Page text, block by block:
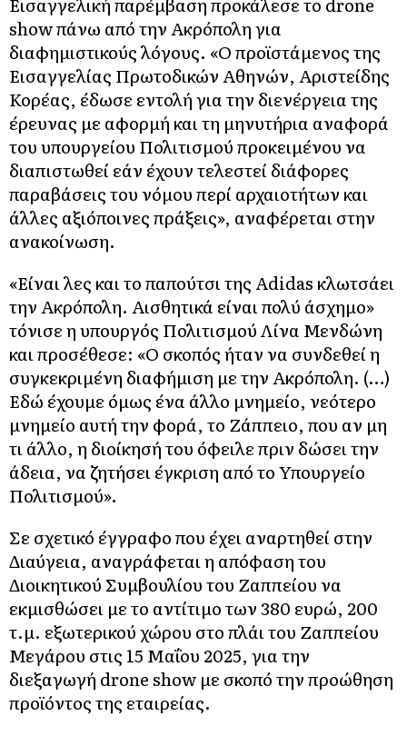
show πάνω από την Ακρόπολη για
διαφημιστικούς λόγους. «Ο προϊστάμενος της
Εισαγγελίας Πρωτοδικών Αθηνών, Αριστείδης
Κορέας, έδωσε εντολή για την διενέργεια της
έρευνας με αφορμή και τη μηνυτήρια αναφορά
του υπουργείου Πολιτισμού προκειμένου να
διαπιστωθεί εάν έχουν τελεστεί διάφορες
παραβάσεις του νόμου περί αρχαιοτήτων και
άλλες αξιόποινες πράξεις», αναφέρεται στην
ανακοίνωση.
«Είναι λες και το παπούτσι της Adidas κλωτσάει
την Ακρόπολη. Αισθητικά είναι πολύ άσχημο»
τόνισε η υπουργός Πολιτισμού Λίνα Μενδώνη
και προσέθεσε: «Ο σκοπός ήταν να συνδεθεί η
συγκεκριμένη διαφήμιση με την Ακρόπολη. (…)
Εδώ έχουμε όμως ένα άλλο μνημείο, νεότερο
μνημείο αυτή την φορά, το Ζάππειο, που αν μη
τι άλλο, η διοίκησή του όφειλε πριν δώσει την
άδεια, να ζητήσει έγκριση από το Υπουργείο
Πολιτισμού».
Σε σχετικό έγγραφο που έχει αναρτηθεί στην
Διαύγεια, αναγράφεται η απόφαση του
Διοικητικού Συμβουλίου του Ζαππείου να
εκμισθώσει με το αντίτιμο των 380 ευρώ, 200
τ.μ. εξωτερικού χώρου στο πλάι του Ζαππείου
Μεγάρου στις 15 Μαΐου 2025, για την
διεξαγωγή drone show με σκοπό την προώθηση
προϊόντος της εταιρείας.